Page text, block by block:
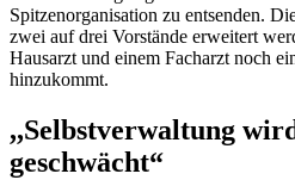
Spitzenorganisation zu entsenden.
zwei auf drei Vorstände erweitert
Hausarzt und einem Facharzt noch
hinzukommt.
,,Selbstverwaltung
geschwächt“